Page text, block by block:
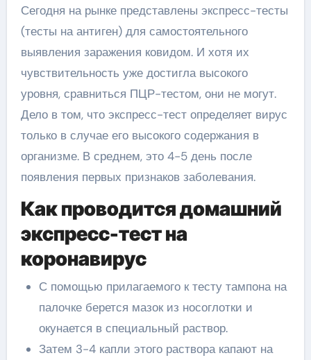
Сегодня на рынке представлены экспресс-тесты
(тесты на антиген) для самостоятельного
выявления заражения ковидом. И хотя их
чувствительность уже достигла высокого
уровня, сравниться ПЦР-тестом, они не могут.
Дело в том, что экспресс-тест определяет вирус
только в случае его высокого содержания в
организме. В среднем, это 4-5 день после
появления первых признаков заболевания.
Как проводится домашний
экспресс-тест на
коронавирус
С помощью прилагаемого к тесту тампона на
палочке берется мазок из носоглотки и
окунается в специальный раствор.
Затем 3-4 капли этого раствора капают на